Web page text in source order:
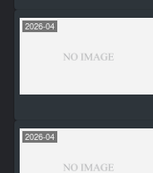
2026-04
2026-04